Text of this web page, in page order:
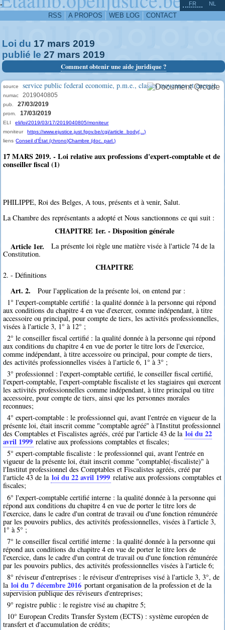
-
RSS A PROPOS WEB LOG CONTACT
FR NL
Loi du 17 mars 2019
publié le 27 mars 2019
Comment obtenir une aide juridique ?
source service public federal economie, p.m.e., classes moyennes et energie
numac 2019040805
pub. 27/03/2019
prom. 17/03/2019
ELI
eli/loi/2019/03/17/2019040805/moniteur
moniteur
https://www.ejustice.just.fgov.be/cgi/article_body(...)
liens Conseil d'État (chrono)Chambre (doc. parl.)
17 MARS 2019. - Loi relative aux professions d'expert-comptable et de
conseiller fiscal (1)
PHILIPPE, Roi des Belges, A tous, présents et à venir, Salut.
La Chambre des représentants a adopté et Nous sanctionnons ce qui suit :
CHAPITRE 1er. - Disposition générale
Article 1er.
La présente loi règle une matière visée à l'article 74 de la
Constitution.
CHAPITRE
2. - Définitions
Art. 2.
Pour l'application de la présente loi, on entend par :
1° l'expert-comptable certifié : la qualité donnée à la personne qui répond
aux conditions du chapitre 4 en vue d'exercer, comme indépendant, à titre
accessoire ou principal, pour compte de tiers, les activités professionnelles,
visées à l'article 3, 1° à 12° ;
2° le conseiller fiscal certifié : la qualité donnée à la personne qui répond
aux conditions du chapitre 4 en vue de porter le titre lors de l'exercice,
comme indépendant, à titre accessoire ou principal, pour compte de tiers,
des activités professionnelles visées à l'article 6, 1° à 3° ;
3° professionnel : l'expert-comptable certifié, le conseiller fiscal certifié,
l'expert-comptable, l'expert-comptable fiscaliste et les stagiaires qui exercent
les activités professionnelles comme indépendant, à titre principal ou titre
accessoire, pour compte de tiers, ainsi que les personnes morales
reconnues;
4° expert-comptable : le professionnel qui, avant l'entrée en vigueur de la
présente loi, était inscrit comme "comptable agréé" à l'Institut professionnel
des Comptables et Fiscalistes agréés, créé par l'article 43 de la loi du 22
avril 1999 relative aux professions comptables et fiscales;
5° expert-comptable fiscaliste : le professionnel qui, avant l'entrée en
vigueur de la présente loi, était inscrit comme "comptable(-fiscaliste)" à
l'Institut professionnel des Comptables et Fiscalistes agréés, créé par
l'article 43 de la loi du 22 avril 1999 relative aux professions comptables et
fiscales;
6° l'expert-comptable certifié interne : la qualité donnée à la personne qui
répond aux conditions du chapitre 4 en vue de porter le titre lors de
l'exercice, dans le cadre d'un contrat de travail ou d'une fonction rémunérée
par les pouvoirs publics, des activités professionnelles, visées à l'article 3,
1° à 5° ;
7° le conseiller fiscal certifié interne : la qualité donnée à la personne qui
répond aux conditions du chapitre 4 en vue de porter le titre lors de
l'exercice, dans le cadre d'un contrat de travail ou d'une fonction rémunérée
par les pouvoirs publics, des activités professionnelles visées à l'article 6;
8° réviseur d'entreprises : le réviseur d'entreprises visé à l'article 3, 3°, de
la loi du 7 décembre 2016 portant organisation de la profession et de la
supervision publique des réviseurs d'entreprises;
9° registre public : le registre visé au chapitre 5;
10° European Credits Transfer System (ECTS) : système européen de
transfert et d'accumulation de crédits;
^